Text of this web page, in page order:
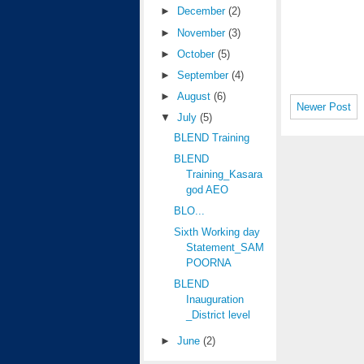
Newer Post
► December(2)
► November(3)
►October(5)
►September(4)
►August(6)
▼July(5)
BLEND Training
BLEND
Training_Kasara
god AEO
BLO...
Sixth Working day
Statement_SAM
POORNA
BLEND
Inauguration
_District level
►June(2)